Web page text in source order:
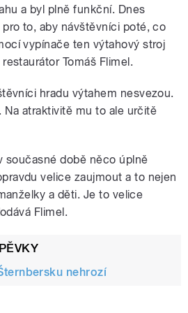
a byl plně funkční. Dnes
to, aby návštěvníci poté, co
vypínače ten výtahový stroj
Tomáš Flimel.
hradu výtahem nesvezou.
Na atraktivitě mu to ale určitě
současné době něco úplně
velice zaujmout a to nejen
a děti. Je to velice
Flimel.
nehrozí